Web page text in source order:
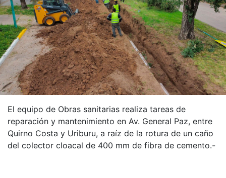
El equipo de Obras sanitarias realiza tareas de
reparación y mantenimiento en Av. General Paz, entre
Quirno Costa y Uriburu, a raíz de la rotura de un caño
del colector cloacal de 400 mm de fibra de cemento.-